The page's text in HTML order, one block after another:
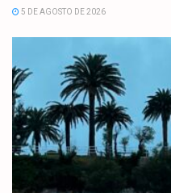
5 DE AGOSTO DE 2026